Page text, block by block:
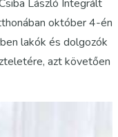
László Integrált
október 4-én
lakók és dolgozók
azt követően